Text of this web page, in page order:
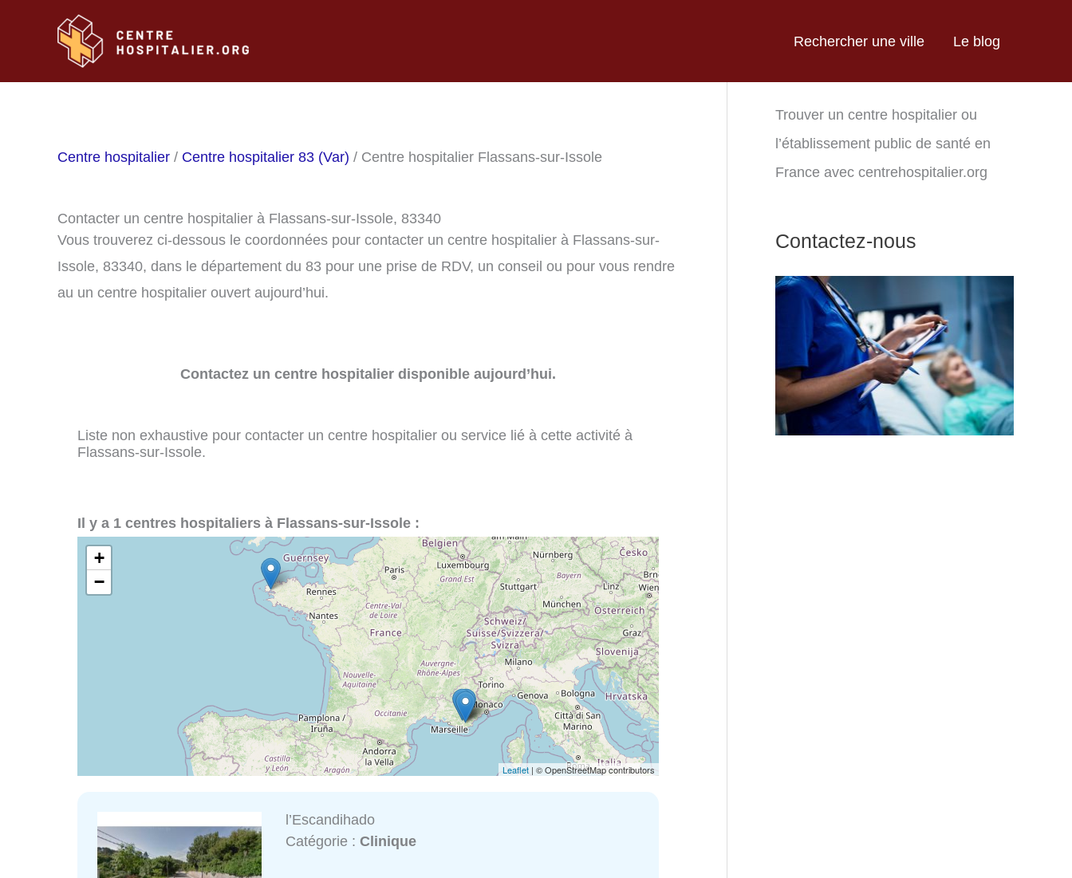
Rechercher une ville Le blog
Centre hospitalier / Centre hospitalier 83 (Var) / Centre hospitalier Flassans-sur-Issole
Contacter un centre hospitalier à Flassans-sur-Issole, 83340
Vous trouverez ci-dessous le coordonnées pour contacter un centre hospitalier à Flassans-sur-
Issole, 83340, dans le département du 83 pour une prise de RDV, un conseil ou pour vous rendre
au un centre hospitalier ouvert aujourd’hui.
Contactez un centre hospitalier disponible aujourd’hui.
Liste non exhaustive pour contacter un centre hospitalier ou service lié à cette activité à
Flassans-sur-Issole.
Il y a 1 centres hospitaliers à Flassans-sur-Issole :
+
−
Leaflet | © OpenStreetMap contributors
l’Escandihado
Catégorie :Clinique
Trouver un centre hospitalier ou
l’établissement public de santé en
France avec centrehospitalier.org
Contactez-nous